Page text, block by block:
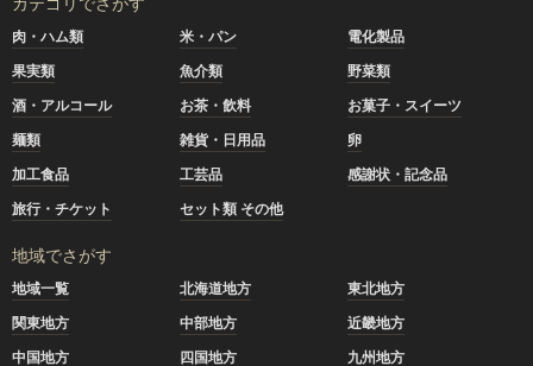
肉・ハム類 米・パン
電化製品
果実類
魚介類
野菜類
酒・アルコール
お茶・飲料
お菓子・スイーツ
麺類
雑貨・日用品
卵
加工食品
工芸品
感謝状・記念品
旅行・チケット
セット類 その他
地域でさがす
地域一覧 北海道地方
東北地方
関東地方
中部地方
近畿地方
中国地方
四国地方 九州地方